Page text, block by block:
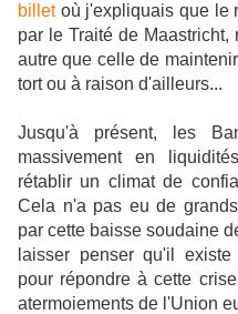
billet où j'expliquais que le
par le Traité de
autre que celle de
tort ou à raison d'ailleurs...
Jusqu'à présent, les
massivement en
rétablir un climat de
Cela n'a pas eu de
par cette baisse soudaine
laisser penser qu'il
pour répondre à cette
atermoiements de l'Union